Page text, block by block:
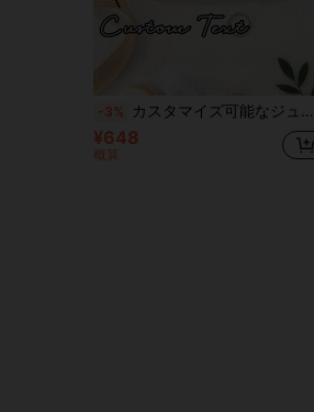
-3% カスタマイズ可能なジュエリートレイ、母の日記念トレイ、楕円形とハート型の竹製姉妹ジュエリーボックス - 友情の引用タグ付きの姉妹へのギフトに最適、カップルの記念日、バレンタインデー、誕生日にも最適。
¥648
概算